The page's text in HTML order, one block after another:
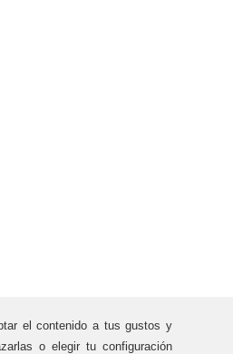
el contenido a tus gustos y
o elegir tu configuración